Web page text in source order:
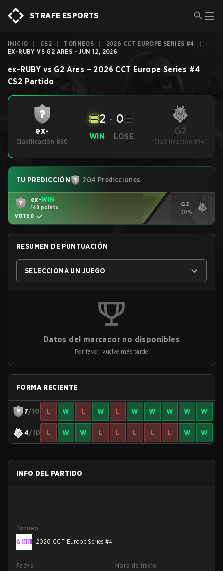
STRAFE ESPORTS
INICIO CS2 TORNEOS 2026 CCT EUROPE SERIES #4
EX-RUBY VS G2 ARES - JUN 12, 2026
ex-RUBY vs G2 Ares – 2026 CCT Europe Series #4
CS2 Partido
ex-
Clasificación #60
WIN
2 - 0
LOSE G2
Clasificación #141
TU PREDICCIÓN 204 Predicciones
ex-WIN
148 points
VOTED
G2
30%
RESUMEN DE PUNTUACIÓN
SELECCIONA UN JUEGO
Datos del marcador no disponibles
Por favor, vuelve más tarde
FORMA RECIENTE
7/10 L W L W L W W W W W
4/10 L W W L L L L L W W
INFO DEL PARTIDO
Torneo
2026 CCT Europe Series #4
Fecha
Hora de inicio